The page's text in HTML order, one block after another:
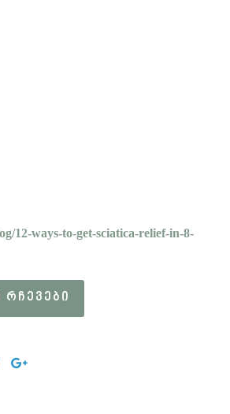
12-ways-to-get-sciatica-relief-in-8-